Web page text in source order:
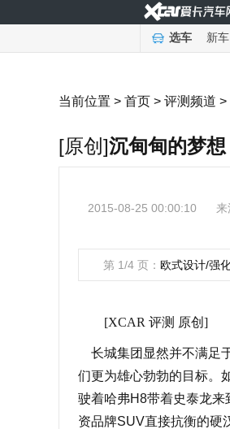
选车 新车
当前位置 > 首页 > 评测频道 >
[原创]沉甸甸的梦
2015-08-25 00:00:10 来
第 1/4 页： 欧式设计/强
[XCAR 评测 原创]
长城集团显然并不满足
们更为雄心勃勃的目标。
驶着哈弗H8带着史泰龙
资品牌SUV直接抗衡的硬